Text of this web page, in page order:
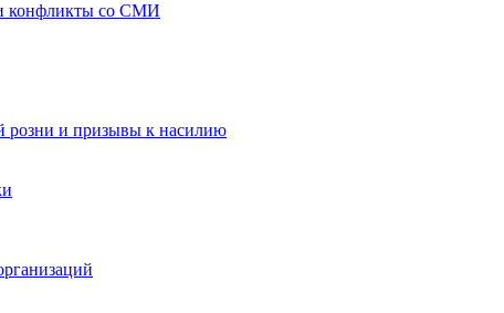
конфликты со СМИ
розни и призывы к насилию